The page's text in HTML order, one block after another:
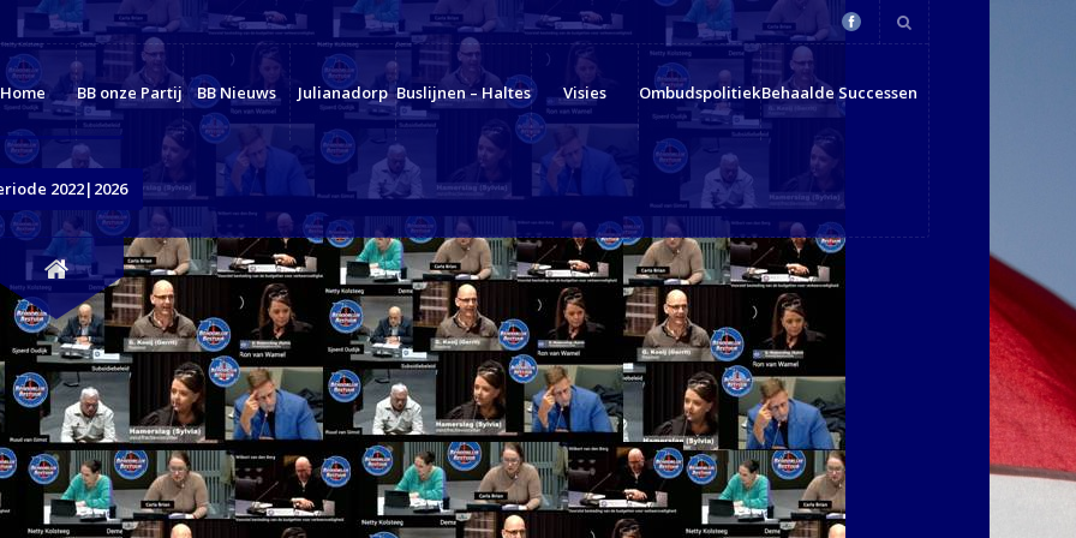
Home BB onze Partij BB Nieuws Julianadorp Buslijnen – Haltes Visies OmbudspolitiekBehaalde Successen
2022|2026